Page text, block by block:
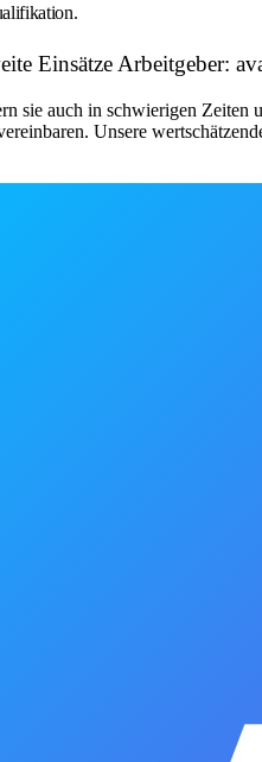
Einsätze Arbeitgeber:
sie auch in schwierigen
Unsere